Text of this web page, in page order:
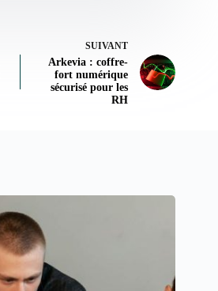
SUIVANT
Arkevia : coffre-
fort numérique
sécurisé pour les
RH